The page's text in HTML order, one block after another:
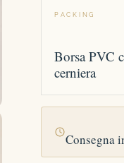
PACKING
Borsa PVC
cerniera
Consegna